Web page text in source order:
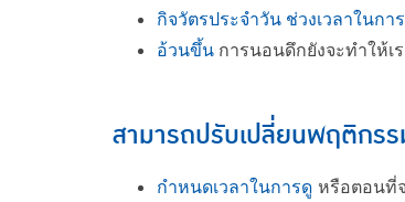
กิจวัตรประจำวัน ช่วงเวลาในก
อ้วนขึ้น การนอนดึกยังจะทำให้
สามารถปรับเปลี่ยนพฤติกรร
กำหนดเวลาในการดู หรือตอนที่